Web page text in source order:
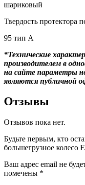
шариковый
Твердость протектора
95 тип А
*Технические
производителем в
на сайте параметры
являются публичной
Отзывы
Отзывов пока нет.
Будьте первым, кто
большегрузное колесо
Ваш адрес email не
помечены *